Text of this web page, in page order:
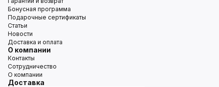
Бонусная программа
Подарочные сертификаты
Статьи
Новости
Доставка и оплата
О компании
Контакты
Сотрудничество
О компании
Доставка